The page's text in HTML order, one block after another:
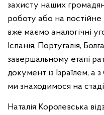
захисту наших
роботу або на
вже маємо аналогічні
Іспанія, Португалія,
завершальному етапі
документ із Ізраїлем,
ми знаходимося на
Наталія Королевська